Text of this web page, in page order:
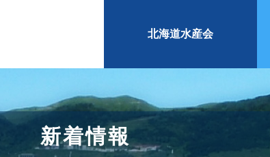
北海道水産会
新着情報